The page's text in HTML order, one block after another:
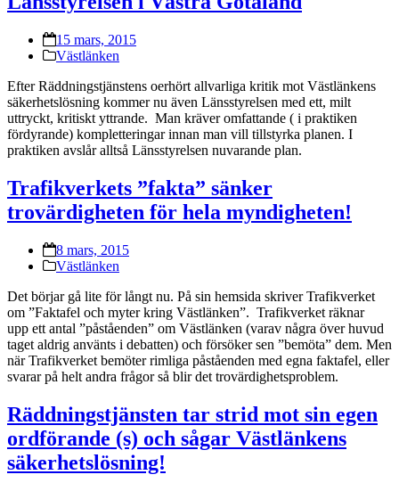
15 mars, 2015
Västlänken
Efter Räddningstjänstens oerhört allvarliga kritik mot Västlänkens
säkerhetslösning kommer nu även Länsstyrelsen med ett, milt
uttryckt, kritiskt yttrande. Man kräver omfattande ( i praktiken
fördyrande) kompletteringar innan man vill tillstyrka planen. I
praktiken avslår alltså Länsstyrelsen nuvarande plan.
Trafikverkets ”fakta” sänker
trovärdigheten för hela myndigheten!
8 mars, 2015
Västlänken
Det börjar gå lite för långt nu. På sin hemsida skriver Trafikverket
om ”Faktafel och myter kring Västlänken”. Trafikverket räknar
upp ett antal ”påståenden” om Västlänken (varav några över huvud
taget aldrig använts i debatten) och försöker sen ”bemöta” dem. Men
när Trafikverket bemöter rimliga påståenden med egna faktafel, eller
svarar på helt andra frågor så blir det trovärdighetsproblem.
Räddningstjänsten tar strid mot sin egen
ordförande (s) och sågar Västlänkens
säkerhetslösning!